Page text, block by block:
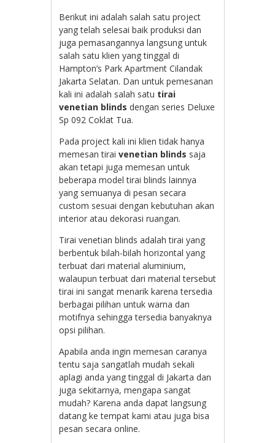
Berikut ini adalah salah satu project
yang telah selesai baik produksi dan
juga pemasangannya langsung untuk
salah satu klien yang tinggal di
Hampton’s Park Apartment Cilandak
Jakarta Selatan. Dan untuk pemesanan
kali ini adalah salah satu tirai
venetian blinds dengan series Deluxe
Sp 092 Coklat Tua.
Pada project kali ini klien tidak hanya
memesan tirai venetian blinds saja
akan tetapi juga memesan untuk
beberapa model tirai blinds lainnya
yang semuanya di pesan secara
custom sesuai dengan kebutuhan akan
interior atau dekorasi ruangan.
Tirai venetian blinds adalah tirai yang
berbentuk bilah-bilah horizontal yang
terbuat dari material aluminium,
walaupun terbuat dari material tersebut
tirai ini sangat menarik karena tersedia
berbagai pilihan untuk warna dan
motifnya sehingga tersedia banyaknya
opsi pilihan.
Apabila anda ingin memesan caranya
tentu saja sangatlah mudah sekali
aplagi anda yang tinggal di Jakarta dan
juga sekitarnya, mengapa sangat
mudah? Karena anda dapat langsung
datang ke tempat kami atau juga bisa
pesan secara online.